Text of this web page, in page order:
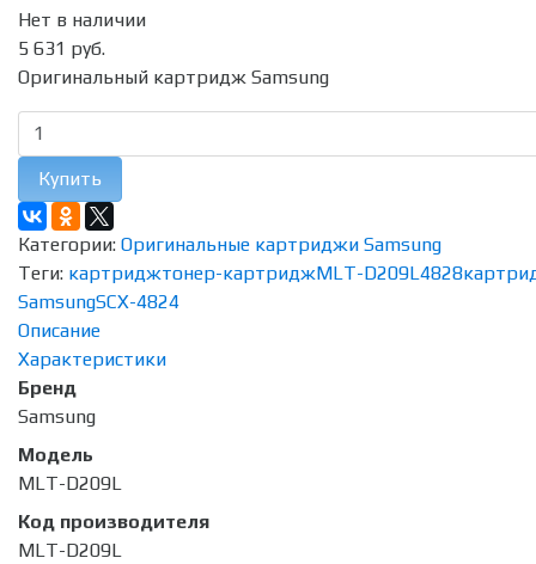
Нет в наличии
5 631 руб.
Оригинальный картридж Samsung
Купить
Категории: Оригинальные картриджи Samsung
Теги: картриджтонер-картриджMLT-D209L4828
SamsungSCX-4824
Описание
Характеристики
Бренд
Samsung
Модель
MLT-D209L
Код производителя
MLT-D209L